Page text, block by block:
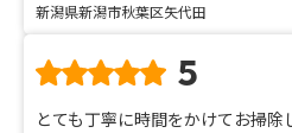
新潟県新潟市秋葉区矢代田
5
とても丁寧に時間をかけてお掃